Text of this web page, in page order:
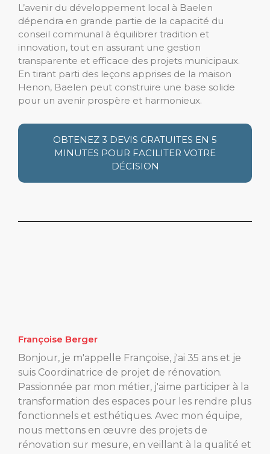
L’avenir du développement local à Baelen
dépendra en grande partie de la capacité du
conseil communal à équilibrer tradition et
innovation, tout en assurant une gestion
transparente et efficace des projets municipaux.
En tirant parti des leçons apprises de la maison
Henon, Baelen peut construire une base solide
pour un avenir prospère et harmonieux.
OBTENEZ 3 DEVIS GRATUITES EN 5
MINUTES POUR FACILITER VOTRE
DÉCISION
Françoise Berger
Bonjour, je m'appelle Françoise, j'ai 35 ans et je
suis Coordinatrice de projet de rénovation.
Passionnée par mon métier, j'aime participer à la
transformation des espaces pour les rendre plus
fonctionnels et esthétiques. Avec mon équipe,
nous mettons en œuvre des projets de
rénovation sur mesure, en veillant à la qualité et